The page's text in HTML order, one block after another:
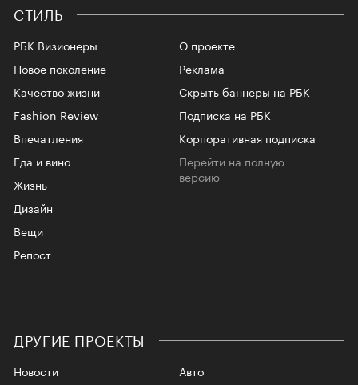
СТИЛЬ
РБК Визионеры
Новое поколение
Качество жизни
Fashion Review
Впечатления
Еда и вино
Жизнь
Дизайн
Вещи
Репост
О проекте
Реклама
Скрыть баннеры на РБК
Подписка на РБК
Корпоративная подписка
Перейти на полную
версию
ДРУГИЕ ПРОЕКТЫ
Новости
Авто